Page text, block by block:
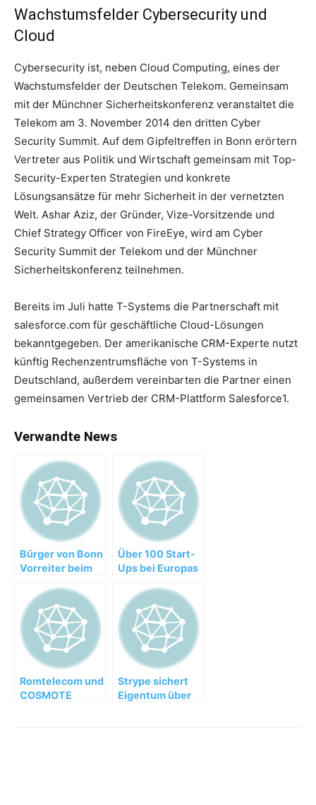
Wachstumsfelder Cybersecurity und
Cloud
Cybersecurity ist, neben Cloud Computing, eines der
Wachstumsfelder der Deutschen Telekom. Gemeinsam
mit der Münchner Sicherheitskonferenz veranstaltet die
Telekom am 3. November 2014 den dritten Cyber
Security Summit. Auf dem Gipfeltreffen in Bonn erörtern
Vertreter aus Politik und Wirtschaft gemeinsam mit Top-
Security-Experten Strategien und konkrete
Lösungsansätze für mehr Sicherheit in der vernetzten
Welt. Ashar Aziz, der Gründer, Vize-Vorsitzende und
Chief Strategy Officer von FireEye, wird am Cyber
Security Summit der Telekom und der Münchner
Sicherheitskonferenz teilnehmen.
Bereits im Juli hatte T-Systems die Partnerschaft mit
salesforce.com für geschäftliche Cloud-Lösungen
bekanntgegeben. Der amerikanische CRM-Experte nutzt
künftig Rechenzentrumsfläche von T-Systems in
Deutschland, außerdem vereinbarten die Partner einen
gemeinsamen Vertrieb der CRM-Plattform Salesforce1.
Verwandte News
Bürger von Bonn
Vorreiter beim
dem
Smartphone
Über 100 Start-
Ups bei Europas
Messe
Romtelecom und
COSMOTE
Strype sichert
Eigentum über